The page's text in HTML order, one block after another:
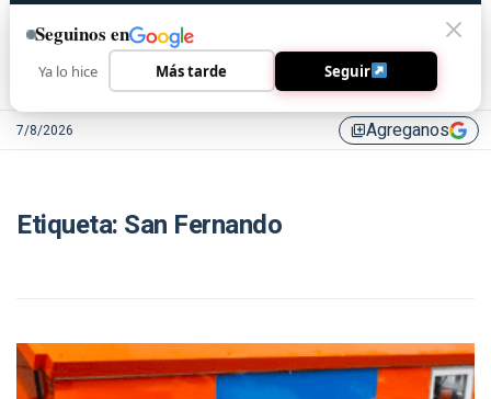
7/8/2026 library_addAgreganos
Etiqueta: San Fernando
Seguinos en
Ya lo hice Más tarde Seguir